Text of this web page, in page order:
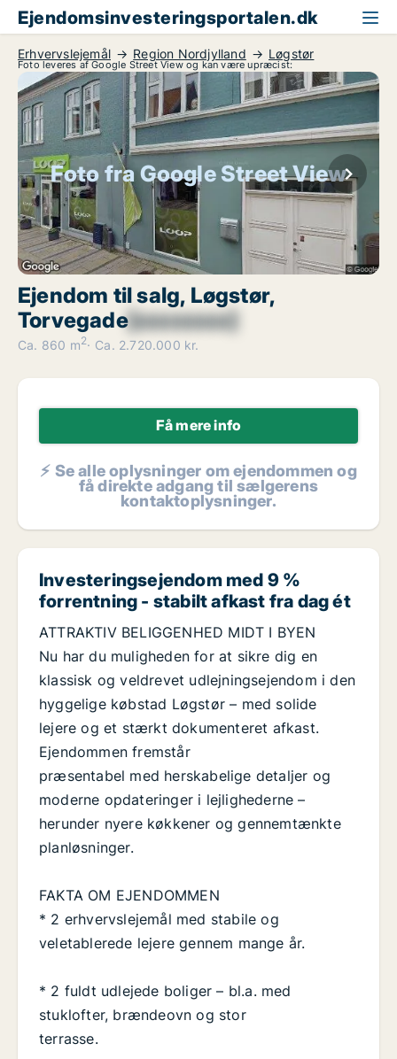
Ejendomsinvesteringsportalen.dk
Erhvervslejemål Region Nordjylland Løgstør
Foto leveres af Google Street View og kan være upræcist:
Foto fra Google Street View
Ejendom til salg, Løgstør,
Torvegade[xxxxxxxx]
Ca. 860 m2 Ca. 2.720.000 kr.
Få mere info
⚡ Se alle oplysninger om ejendommen og
få direkte adgang til sælgerens
kontaktoplysninger.
Investeringsejendom med 9 %
forrentning - stabilt afkast fra dag ét
ATTRAKTIV BELIGGENHED MIDT I BYEN
Nu har du muligheden for at sikre dig en
klassisk og veldrevet udlejningsejendom i den
hyggelige købstad Løgstør – med solide
lejere og et stærkt dokumenteret afkast.
Ejendommen fremstår
præsentabel med herskabelige detaljer og
moderne opdateringer i lejlighederne –
herunder nyere køkkener og gennemtænkte
planløsninger.
FAKTA OM EJENDOMMEN
* 2 erhvervslejemål med stabile og
veletablerede lejere gennem mange år.
* 2 fuldt udlejede boliger – bl.a. med
stuklofter, brændeovn og stor
terrasse.